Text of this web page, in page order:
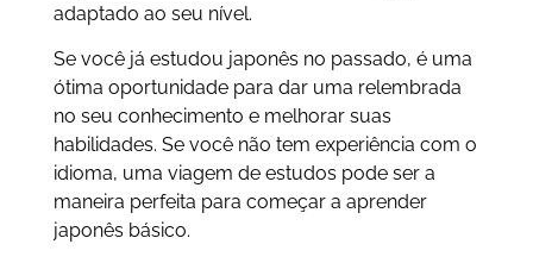
adaptado ao seu nível.
Se você já estudou japonês no passado, é uma
ótima oportunidade para dar uma relembrada
no seu conhecimento e melhorar suas
habilidades. Se você não tem experiência com o
idioma, uma viagem de estudos pode ser a
maneira perfeita para começar a aprender
japonês básico.